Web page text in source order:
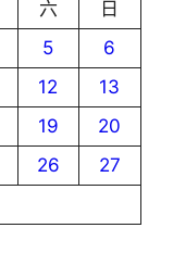
六
日
5
6
12
13
19
20
26
27